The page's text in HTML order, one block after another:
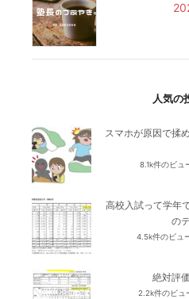
人気の
スマホが原因で揉
8.1k件のビュ
高校入試って学年
の
4.5k件のビュ
絶対評
2.2k件のビュ